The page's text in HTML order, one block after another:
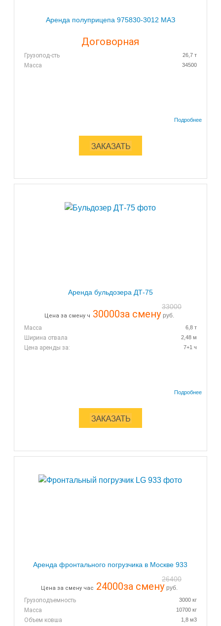
Аренда полуприцепа 975830-3012 МАЗ
Договорная
Грузопод-сть 26,7 т
Масса 34500
Аренда бульдозера ДТ-75
33000
Цена за смену ч 30000за смену руб.
Масса
6,8 т
Ширина отвала 2,48 м
Цена аренды за: 7+1 ч
Аренда фронтального погрузчика в Москве 933
26400
Цена за смену час 24000за смену руб.
Грузоподъемность
3000 кг
Масса 10700 кг
Объем ковша 1,8 м3